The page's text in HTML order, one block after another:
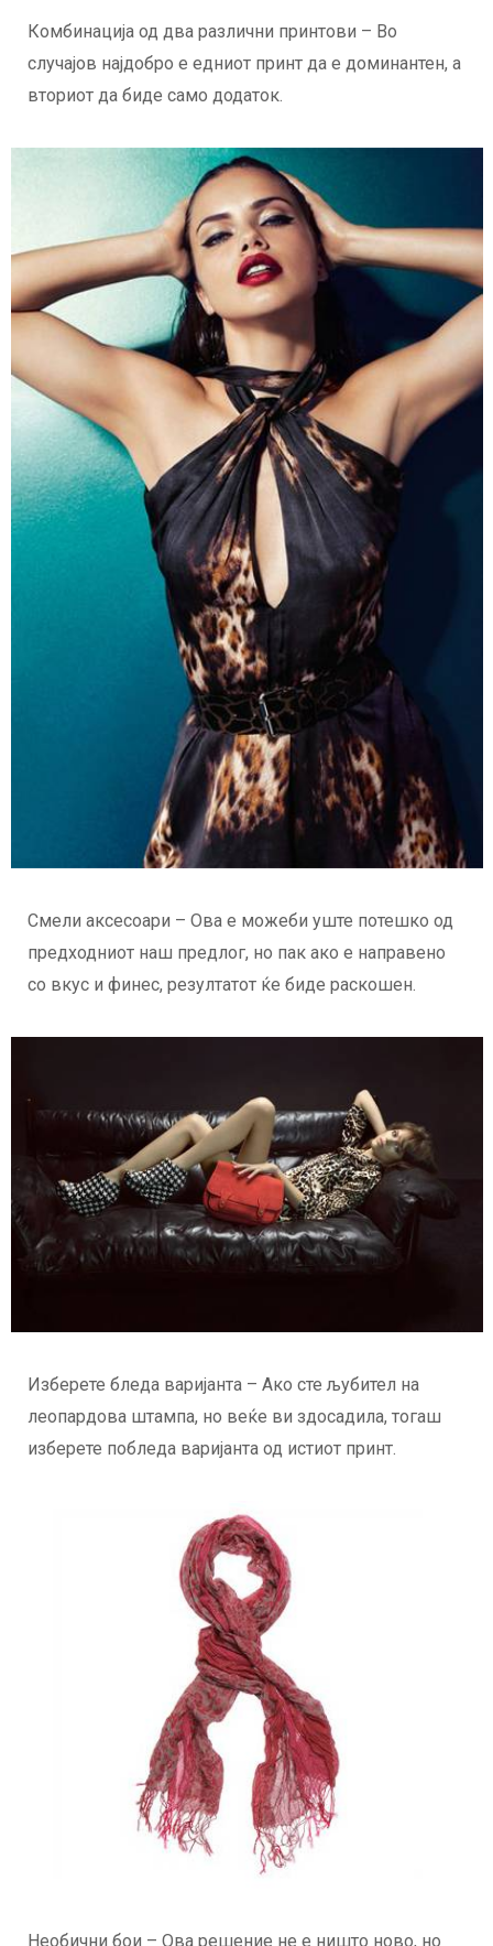
Комбинација од два различни принтови – Во
случајов најдобро е едниот принт да е доминантен, а
вториот да биде само додаток.
Смели аксесоари – Ова е можеби уште потешко од
предходниот наш предлог, но пак ако е направено
со вкус и финес, резултатот ќе биде раскошен.
Изберете бледа варијанта – Ако сте љубител на
леопардова штампа, но веќе ви здосадила, тогаш
изберете побледа варијанта од истиот принт.
Необични бои – Ова решение не е ништо ново, но